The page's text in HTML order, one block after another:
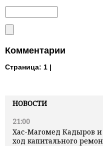
НОВОСТИ
21:00
Хас-Магомед Кадыров
ход капитального
Комментарии
Страница: 1 |